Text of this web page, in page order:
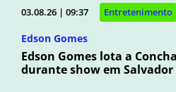
03.08.26 | 09:37 Entretenimento
Edson Gomes
Edson Gomes lota a
durante show em Salvador